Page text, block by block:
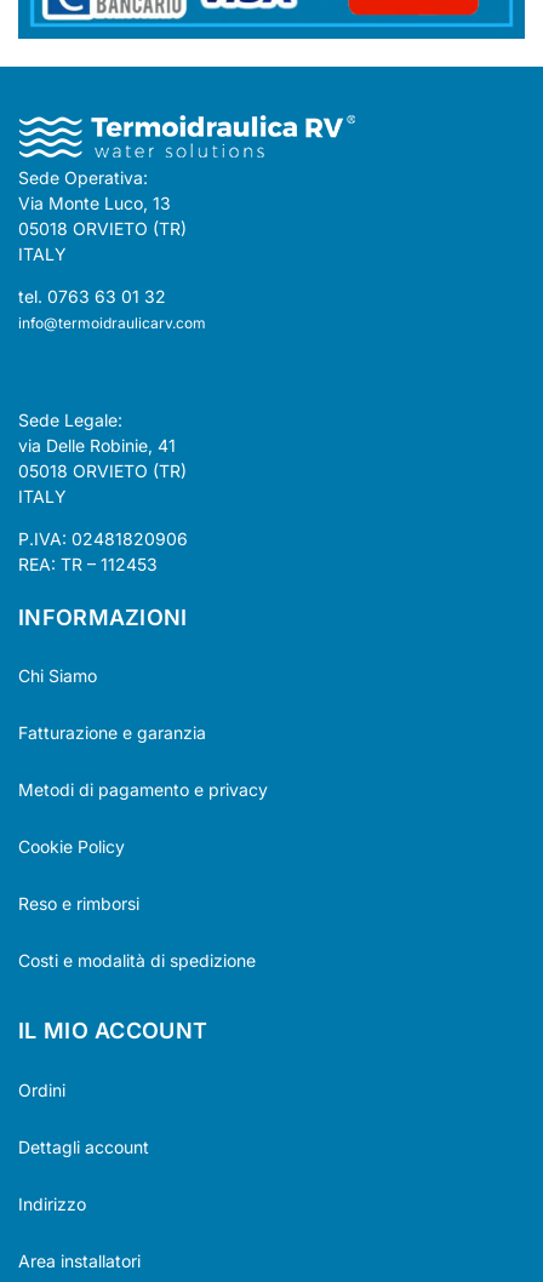
Sede Operativa:
Via Monte Luco, 13
05018 ORVIETO (TR)
ITALY
tel. 0763 63 01 32
info@termoidraulicarv.com
Sede Legale:
via Delle Robinie, 41
05018 ORVIETO (TR)
ITALY
P.IVA: 02481820906
REA: TR – 112453
INFORMAZIONI
Chi Siamo
Fatturazione e garanzia
Metodi di pagamento e privacy
Cookie Policy
Reso e rimborsi
Costi e modalità di spedizione
IL MIO ACCOUNT
Ordini
Dettagli account
Indirizzo
Area installatori